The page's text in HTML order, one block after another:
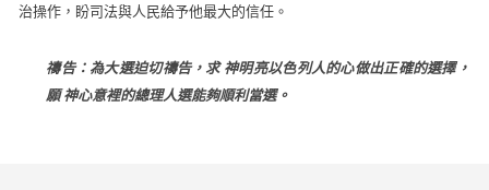
治操作，盼司法與人民給予他最大的信任。
禱告：為大選迫切禱告，求 神明亮以色列人的心做出正確的選擇，
願 神心意裡的總理人選能夠順利當選。